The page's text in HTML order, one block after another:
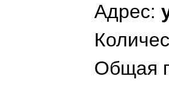
Адрес:
Общая